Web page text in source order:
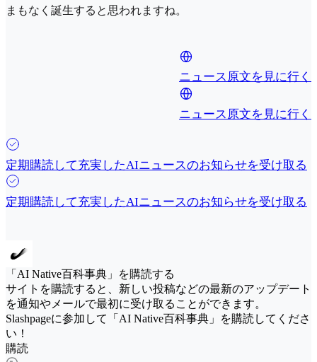
まもなく誕生すると思われますね。
ニュース原文を見に行く
ニュース原文を見に行く
定期購読して充実したAIニュースのお知らせを受け取る
定期購読して充実したAIニュースのお知らせを受け取る
「AI Native百科事典」を購読する
サイトを購読すると、新しい投稿などの最新のアップデート
を通知やメールで最初に受け取ることができます。
Slashpageに参加して「AI Native百科事典」を購読してくださ
い！
購読